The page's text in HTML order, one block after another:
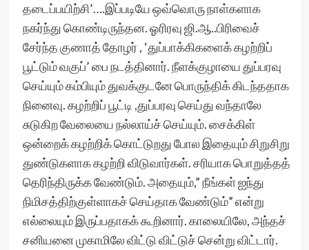
தடைப்பயிற்சி’….இப்படியே ஒவ்வொரு நாள்களாக
நகர்ந்து கொண்டிருந்தன. ஓரிரவு ஜி.ஆ..பிரிவைச்
சேர்ந்த குணாத் தோழர் , ‘துப்பாக்கிகளைக் கழற்றிப்
பூட்டும் வகுப்’ பை நடத்தினார். நீளக்குழாயை துப்பரவு
செய்யும் கம்பியும் துவக்குடனே பொருந்திக் கிடந்ததாக
நினைவு. கழற்றிப் பூட்டி ,துப்பரவு செய்து வந்தாலே
சுடுகிற வேலையை நல்லாய்ச் செய்யும். சைக்கிள்
ஒன்றைக் கழற்றிக் கொட்டுறது போல இதையும் சிறுசிறு
துண்டுகளாக கழற்றி விடுவார்கள். சரியாக பொறுத்தத்
தெரிந்திருக்க வேண்டும். அதையும்,” நீங்கள் ஐந்து
நிமிசத்திற்குள்ளாகச் செய்தாக வேண்டும்” என்று
எல்லையும் இருப்பதாகக் கூறினார். காலையிலே, அந்தச்
சனியனை முகாமிலே விட்டு விட்டுச் சென்று விட்டார்.